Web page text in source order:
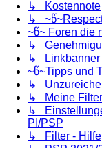
↳ Kostennote
↳
~წ~ Foren die
↳
↳ Linkbanner
~წ~Tipps und
↳
↳ Meine
↳
PI/PSP
↳ Filter - Hilfe